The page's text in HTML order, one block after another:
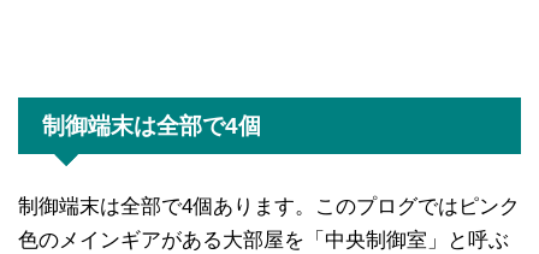
制御端末は全部で4個
制御端末は全部で4個あります。このプログではピンク
色のメインギアがある大部屋を「中央制御室」と呼ぶ